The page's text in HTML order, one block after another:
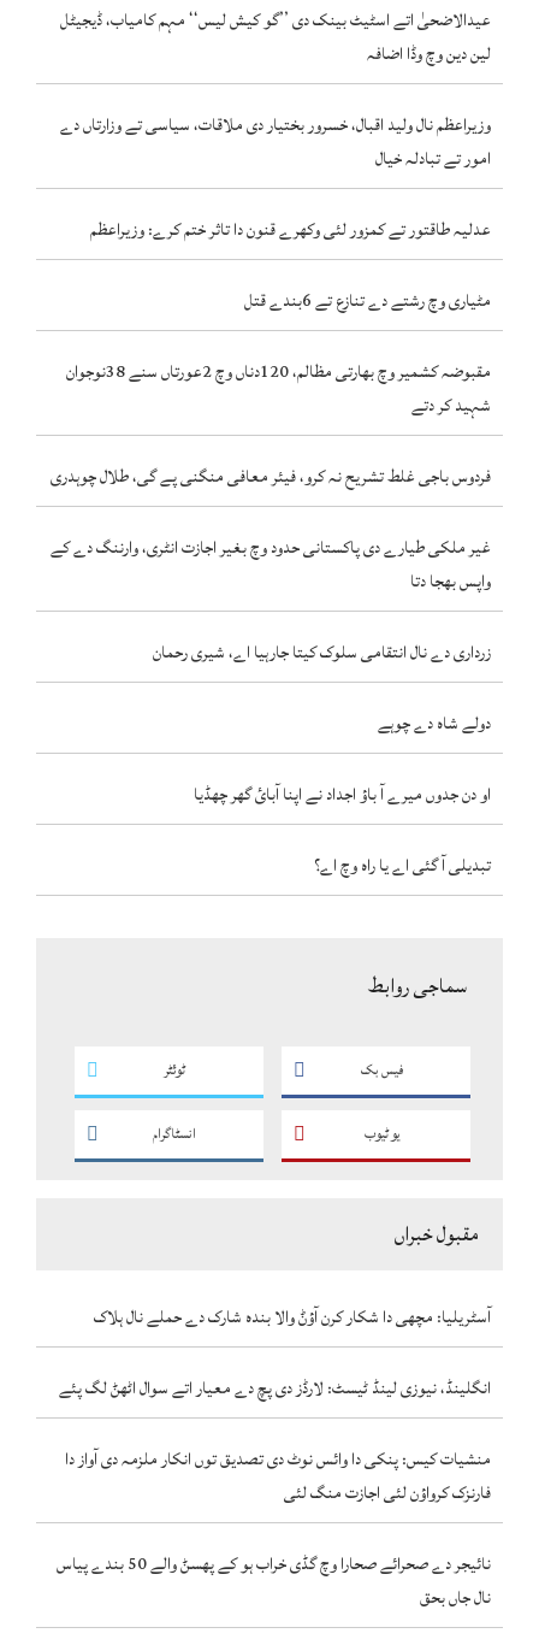
عیدالاضحیٰ اتے اسٹیٹ بینک دی ’’گو کیش لیس‘‘ مہم کامیاب، ڈیجیٹل
لین دین وچ وڈا اضافہ
وزیراعظم نال ولید اقبال، خسرور بختیار دی ملاقات، سیاسی تے وزارتاں دے
امور تے تبادلہ خیال
عدلیہ طاقتور تے کمزور لئی وکھرے قنون دا تاثر ختم کرے: وزیراعظم
مٹیاری وچ رشتے دے تنازع تے 6بندے قتل
مقبوضہ کشمیر وچ بھارتی مظالم، 120دناں وچ 2عورتاں سنے 38نوجوان
شہید کر دتے
فردوس باجی غلط تشریح نہ کرو، فیئر معافی منگنی پے گی، طلال چوہدری
غیر ملکی طیارے دی پاکستانی حدود وچ بغیر اجازت انٹری، وارننگ دے کے
واپس بھجا دتا
زرداری دے نال انتقامی سلوک کیتا جارہیا اے، شیری رحمان
دولے شاہ دے چوہے
او دن جدوں میرے آ باؤ اجداد نے اپنا آبائ گھر چھڈیا
تبدیلی آ گئی اے یا راہ وچ اے؟
سماجی روابط
فیس بک ٹوئٹر
یو ٹیوب انسٹاگرام
مقبول خبراں
آسٹریلیا: مچھی دا شکار کرن آؤݨ والا بندہ شارک دے حملے نال ہلاک
انگلینڈ، نیوزی لینڈ ٹیسٹ: لارڈز دی پچ دے معیار اتے سوال اٹھݨ لگ پئے
منشیات کیس: پنکی دا وائس نوٹ دی تصدیق توں انکار ملزمہ دی آواز دا
فارنزک کرواؤن لئی اجازت منگ لئی
نائیجر دے صحرائے صحارا وچ گڈی خراب ہو کے پھسݨ والے 50 بندے پیاس
نال جاں بحق